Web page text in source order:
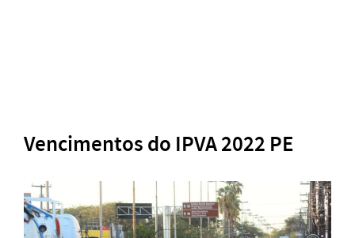
Vencimentos do IPVA 2022 PE